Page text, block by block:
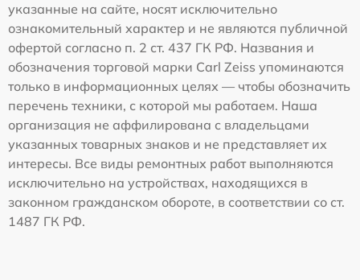
указанные на сайте, носят исключительно
ознакомительный характер и не являются публичной
офертой согласно п. 2 ст. 437 ГК РФ. Названия и
обозначения торговой марки Carl Zeiss упоминаются
только в информационных целях — чтобы обозначить
перечень техники, с которой мы работаем. Наша
организация не аффилирована с владельцами
указанных товарных знаков и не представляет их
интересы. Все виды ремонтных работ выполняются
исключительно на устройствах, находящихся в
законном гражданском обороте, в соответствии со ст.
1487 ГК РФ.